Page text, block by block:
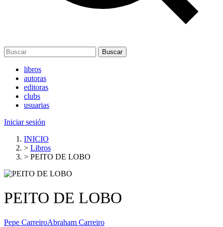
Buscar
libros
autoras
editoras
clubs
usuarias
Iniciar sesión
INICIO
> Libros
> PEITO DE LOBO
PEITO DE LOBO
Pepe CarreiroAbraham Carreiro